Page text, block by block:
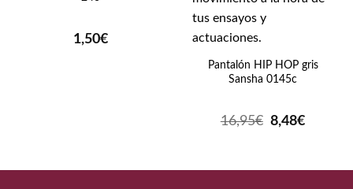
1,50€
Pantalón HIP HOP gris
Sansha 0145c
16,95€ El
8,48€El